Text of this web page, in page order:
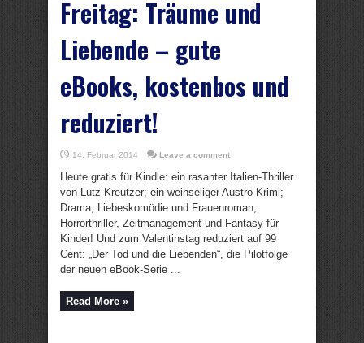
Freitag: Träume und
Liebende – gute
eBooks, kostenbos und
reduziert!
14. Februar 2014 Leave a comment
Heute gratis für Kindle: ein rasanter Italien-Thriller
von Lutz Kreutzer; ein weinseliger Austro-Krimi;
Drama, Liebeskomödie und Frauenroman;
Horrorthriller, Zeitmanagement und Fantasy für
Kinder! Und zum Valentinstag reduziert auf 99
Cent: „Der Tod und die Liebenden“, die Pilotfolge
der neuen eBook-Serie ...
Read More »